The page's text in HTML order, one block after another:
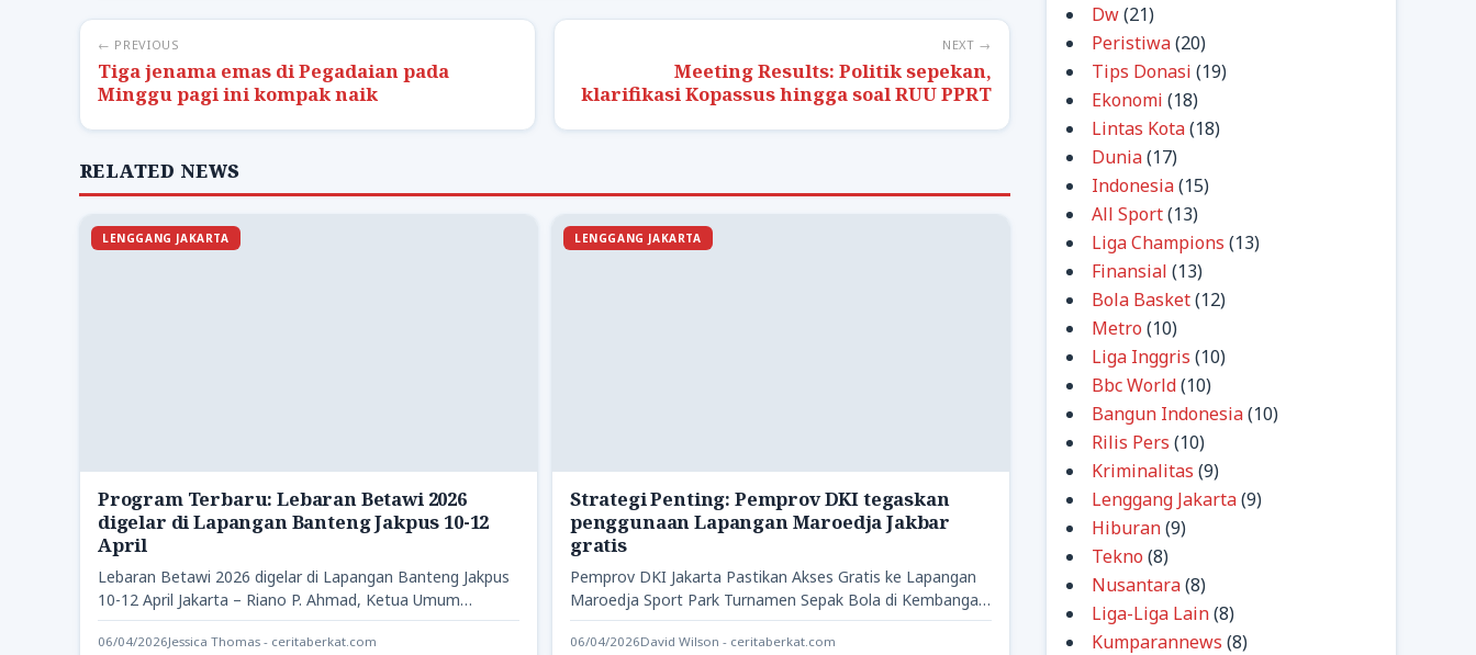
← PREVIOUS
Tiga jenama emas di Pegadaian pada
Minggu pagi ini kompak naik
NEXT →
Meeting Results: Politik sepekan,
klarifikasi Kopassus hingga soal RUU PPRT
RELATED NEWS
LENGGANG JAKARTA
Program Terbaru: Lebaran Betawi 2026
digelar di Lapangan Banteng Jakpus 10-12
April
Lebaran Betawi 2026 digelar di Lapangan Banteng Jakpus
10-12 April Jakarta – Riano P. Ahmad, Ketua Umum
Badan…
06/04/2026Jessica Thomas - ceritaberkat.com
LENGGANG JAKARTA
Strategi Penting: Pemprov DKI tegaskan
penggunaan Lapangan Maroedja Jakbar
gratis
Pemprov DKI Jakarta Pastikan Akses Gratis ke Lapangan
Maroedja Sport Park Turnamen Sepak Bola di Kembangan
Menjadi Fokus…
06/04/2026David Wilson - ceritaberkat.com
Dw(21)
Peristiwa(20)
Tips Donasi (19)
Ekonomi (18)
Lintas Kota(18)
Dunia(17)
Indonesia(15)
All Sport(13)
Liga Champions (13)
Finansial (13)
Bola Basket(12)
Metro (10)
Liga Inggris (10)
Bbc World(10)
Bangun Indonesia(10)
Rilis Pers (10)
Kriminalitas (9)
Lenggang Jakarta(9)
Hiburan(9)
Tekno (8)
Nusantara(8)
Liga-Liga Lain(8)
Kumparannews (8)